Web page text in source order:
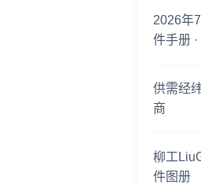
2026年
件手册
供需经
商
柳工
件图册